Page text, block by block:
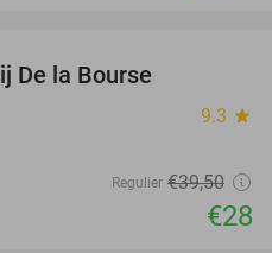
De la Bourse
9.3 star
Regulier €39,50
€28